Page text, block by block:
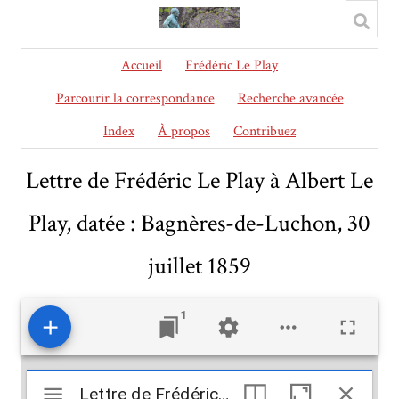
Accueil
Frédéric Le Play
Parcourir la correspondance
Recherche avancée
Index
À propos Contribuez
Lettre de Frédéric Le Play à Albert Le
Play, datée : Bagnères-de-Luchon, 30
juillet 1859
1
Mirador
Lettre de Frédéric Le Play à Albert Le Play, datée : Bagnères-de-Luchon, 30 juillet 1859